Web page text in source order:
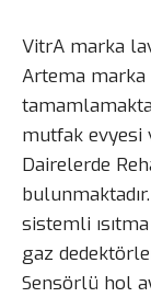
VitrA marka
Artema marka
mutfak evyesi
Dairelerde
sistemli
gaz
Sensörlü hol